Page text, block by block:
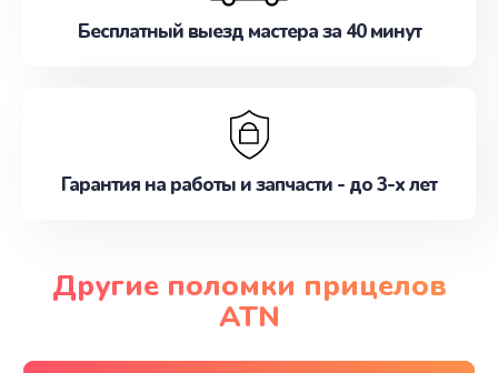
Бесплатный выезд мастера за 40 минут
Гарантия на работы и запчасти - до 3-х лет
Другие поломки прицелов
ATN